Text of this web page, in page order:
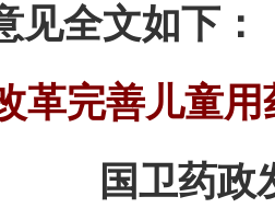
全文如下：
革完善儿童
国卫药政